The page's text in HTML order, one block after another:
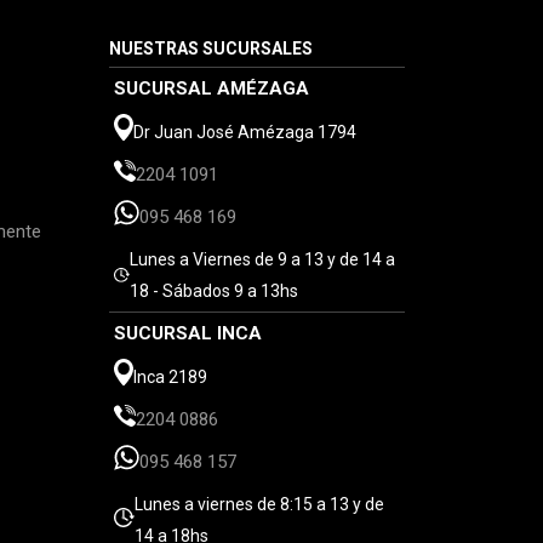
NUESTRAS SUCURSALES
SUCURSAL AMÉZAGA
Dr Juan José Amézaga 1794
2204 1091
095 468 169
Lunes a Viernes de 9 a 13 y de 14 a
18 - Sábados 9 a 13hs
SUCURSAL INCA
Inca 2189
2204 0886
095 468 157
Lunes a viernes de 8:15 a 13 y de
14 a 18hs